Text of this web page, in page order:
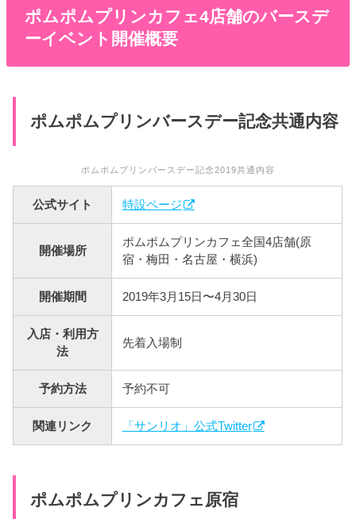
ポムポムプリンカフェ4店舗のバースデ
ーイベント開催概要
ポムポムプリンバースデー記念共通内容
ポムポムプリンバースデー記念2019共通内容
公式サイト 特設ページ
開催場所
ポムポムプリンカフェ全国4店舗(原
宿・梅田・名古屋・横浜)
開催期間 2019年3月15日〜4月30日
入店・利用方
法
先着入場制
予約方法 予約不可
関連リンク 「サンリオ」公式Twitter
ポムポムプリンカフェ原宿